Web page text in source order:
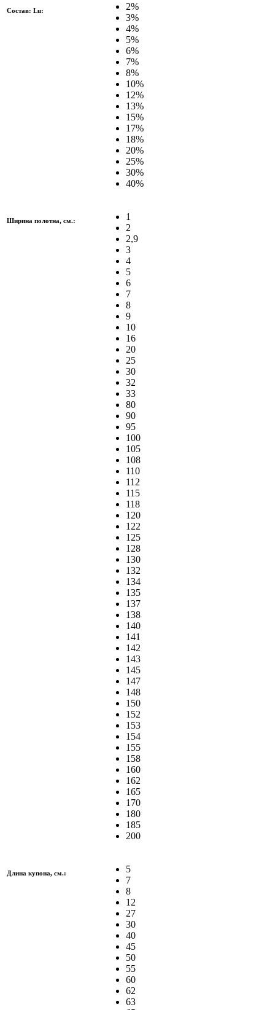
Состав: Lu:
2%
3%
4%
5%
6%
7%
8%
10%
12%
13%
15%
17%
18%
20%
25%
30%
40%
Ширина полотна, см.:
1
2
2,9
3
4
5
6
7
8
9
10
16
20
25
30
32
33
80
90
95
100
105
108
110
112
115
118
120
122
125
128
130
132
134
135
137
138
140
141
142
143
145
147
148
150
152
153
154
155
158
160
162
165
170
180
185
200
Длина купона, см.:
5
7
8
12
27
30
40
45
50
55
60
62
63